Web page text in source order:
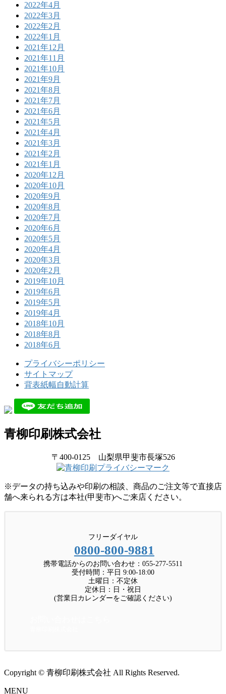
2022年4月
2022年3月
2022年2月
2022年1月
2021年12月
2021年11月
2021年10月
2021年9月
2021年8月
2021年7月
2021年6月
2021年5月
2021年4月
2021年3月
2021年2月
2021年1月
2020年12月
2020年10月
2020年9月
2020年8月
2020年7月
2020年6月
2020年5月
2020年4月
2020年3月
2020年2月
2019年10月
2019年6月
2019年5月
2019年4月
2018年10月
2018年8月
2018年6月
プライバシーポリシー
サイトマップ
背表紙幅自動計算
青柳印刷株式会社
〒400-0125 山梨県甲斐市長塚526
※データの持ち込みや印刷の相談、商品のご注文等で直接店
舗へ来られる方は本社(甲斐市)へご来店ください。
フリーダイヤル
0800-800-9881
携帯電話からのお問い合わせ：055-277-5511
受付時間：平日 9:00-18:00
土曜日：不定休
定休日：日・祝日
(営業日カレンダーをご確認ください)
Copyright © 青柳印刷株式会社 All Rights Reserved.
MENU